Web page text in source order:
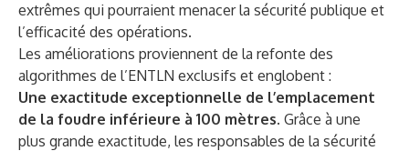
extrêmes qui pourraient menacer la sécurité publique et
l’efficacité des opérations.
Les améliorations proviennent de la refonte des
algorithmes de l’ENTLN exclusifs et englobent :
Une exactitude exceptionnelle de l’emplacement
de la foudre inférieure à 100 mètres. Grâce à une
plus grande exactitude, les responsables de la sécurité